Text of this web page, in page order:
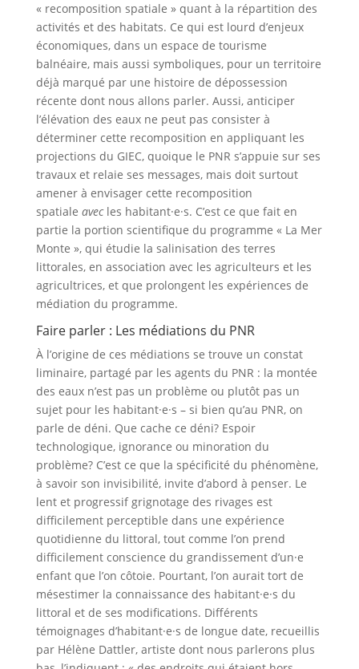
« recomposition spatiale » quant à la répartition des
activités et des habitats. Ce qui est lourd d’enjeux
économiques, dans un espace de tourisme
balnéaire, mais aussi symboliques, pour un territoire
déjà marqué par une histoire de dépossession
récente dont nous allons parler. Aussi, anticiper
l’élévation des eaux ne peut pas consister à
déterminer cette recomposition en appliquant les
projections du GIEC, quoique le PNR s’appuie sur ses
travaux et relaie ses messages, mais doit surtout
amener à envisager cette recomposition
spatiale avecles habitant·e·s. C’est ce que fait en
partie la portion scientifique du programme « La Mer
Monte », qui étudie la salinisation des terres
littorales, en association avec les agriculteurs et les
agricultrices, et que prolongent les expériences de
médiation du programme.
Faire parler : Les médiations du PNR
À l’origine de ces médiations se trouve un constat
liminaire, partagé par les agents du PNR : la montée
des eaux n’est pas un problème ou plutôt pas un
sujet pour les habitant·e·s – si bien qu’au PNR, on
parle de déni. Que cache ce déni? Espoir
technologique, ignorance ou minoration du
problème? C’est ce que la spécificité du phénomène,
à savoir son invisibilité, invite d’abord à penser. Le
lent et progressif grignotage des rivages est
difficilement perceptible dans une expérience
quotidienne du littoral, tout comme l’on prend
difficilement conscience du grandissement d’un·e
enfant que l’on côtoie. Pourtant, l’on aurait tort de
mésestimer la connaissance des habitant·e·s du
littoral et de ses modifications. Différents
témoignages d’habitant·e·s de longue date, recueillis
par Hélène Dattler, artiste dont nous parlerons plus